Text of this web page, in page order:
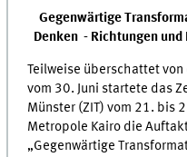
Gegenwärtige
Denken - Richtungen
Teilweise überschattet
vom 30. Juni startete das
Münster (ZIT) vom 21. bis
Metropole Kairo die
„Gegenwärtige